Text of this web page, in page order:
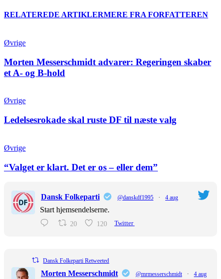
RELATEREDE ARTIKLERMERE FRA FORFATTEREN
Øvrige
Morten Messerschmidt advarer: Regeringen skaber
et A- og B-hold
Øvrige
Ledelsesrokade skal ruste DF til næste valg
Øvrige
“Valget er klart. Det er os – eller dem”
Dansk Folkeparti @danskdf1995 · 4 aug
Start hjemsendelserne.
20 120 Twitter
Dansk Folkeparti Retweeted
Morten Messerschmidt @mrmesserschmidt · 4 aug